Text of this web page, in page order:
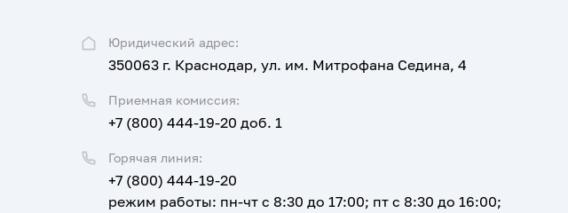
Юридический адрес:
350063 г. Краснодар, ул. им. Митрофана Седина, 4
Приемная комиссия:
+7 (800) 444-19-20 доб. 1
Горячая линия:
+7 (800) 444-19-20
режим работы: пн-чт с 8:30 до 17:00; пт с 8:30 до 16:00;